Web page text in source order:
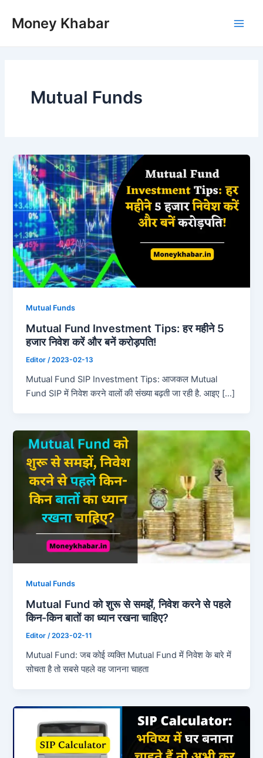
Money Khabar
Mutual Funds
Mutual Funds
Mutual Fund Investment Tips: हर महीने 5
हजार निवेश करें और बनें करोड़पति!
Editor /2023-02-13
Mutual Fund SIP Investment Tips: आजकल Mutual
Fund SIP में निवेश करने वालों की संख्या बढ़ती जा रही है. आइए […]
Mutual Funds
Mutual Fund को शुरू से समझें, निवेश करने से पहले
किन-किन बातों का ध्यान रखना चाहिए?
Editor/2023-02-11
Mutual Fund: जब कोई व्यक्ति Mutual Fund में निवेश के बारे में
सोचता है तो सबसे पहले वह जानना चाहता